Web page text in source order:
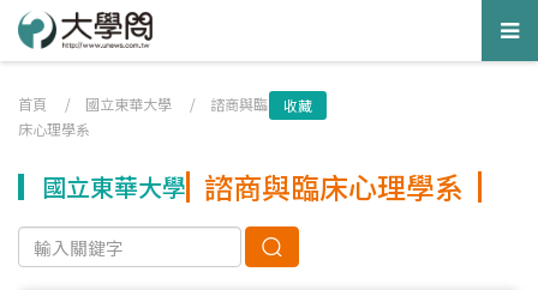
首頁 / 國立東華大學 / 諮商與臨
床心理學系
收藏
國立東華大學 諮商與臨床心理學系